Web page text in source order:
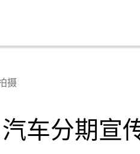
摄
汽车分期宣